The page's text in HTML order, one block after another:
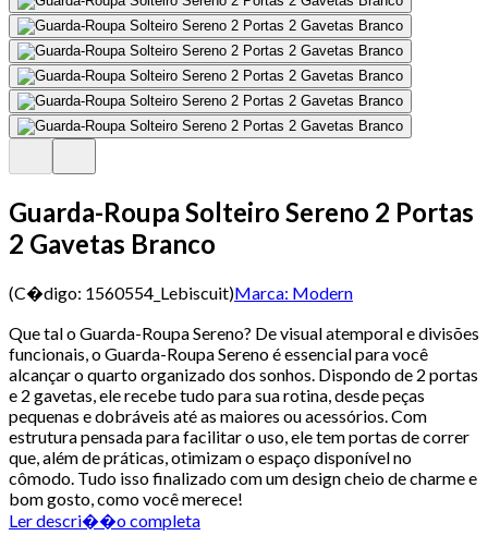
Guarda-Roupa Solteiro Sereno 2 Portas
2 Gavetas Branco
(C�digo: 1560554_Lebiscuit)Marca: Modern
Que tal o Guarda-Roupa Sereno? De visual atemporal e divisões
funcionais, o Guarda-Roupa Sereno é essencial para você
alcançar o quarto organizado dos sonhos. Dispondo de 2 portas
e 2 gavetas, ele recebe tudo para sua rotina, desde peças
pequenas e dobráveis até as maiores ou acessórios. Com
estrutura pensada para facilitar o uso, ele tem portas de correr
que, além de práticas, otimizam o espaço disponível no
cômodo. Tudo isso finalizado com um design cheio de charme e
bom gosto, como você merece!
Ler descri��o completa